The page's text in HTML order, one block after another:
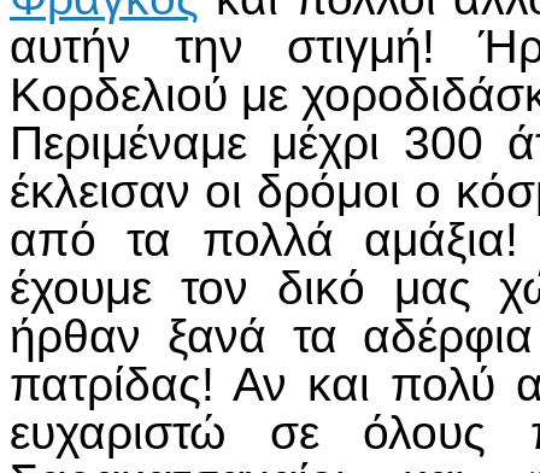
αυτήν την στιγμή!
Κορδελιού με
Περιμέναμε μέχρι 300
έκλεισαν οι δρόμοι ο
από τα πολλά
έχουμε τον δικό μας
ήρθαν ξανά τα
πατρίδας! Αν και
ευχαριστώ σε όλους